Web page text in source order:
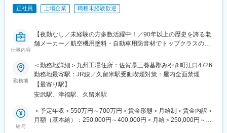
◆ミッション：
また将来に向けてはモノづくりを極めることで断トツ商品を創る
力を進化させていく。
戦略実行に当たっては、部門一体で変革を推進し、ボトムアップ
で一人ひとりの自律化「自分で考え、自分で改善・解決し、自分
で標準・仕組みを進化」を推進する。
当社は創業90年を超え、日経平均株価およびTOPIX Large70の構
成銘柄でもあり、世界に与える影響は大きく信頼もまた大きいで
正社員 上場企業 職種未経験歓迎
仕事内容
【夜勤なし／未経験の方多数活躍中！／90年以上の歴史を誇る老
舗メーカー／航空機用塗料・自動車用防音材でトップクラスの技
◆求人の魅力：
・90年以上の歴史を誇る老舗メーカーの安定基盤
・日本国内にある全ての自動車メーカーと取引！
・就業時間が7時間20分ながら日勤のみの勤務で月残業10h~20h
／年間休日122日／時差出勤可／有給取得率高水準等とメリハリ
をつけて就業が叶う環境です。
勤務地
＜勤務地詳細＞九州工場住所：佐賀県三養基郡みやき町江口4726
勤務地最寄駅：JR線／久留米駅受動喫煙対策：屋内全面禁煙
【最寄り駅】
安武駅、津福駅、久留米駅
給与
＜予定年収＞550万円～700万円＜賃金形態＞月給制＜賃金内訳＞
月額（基本給）：250,000円～400,000円＜月給＞250,000円～